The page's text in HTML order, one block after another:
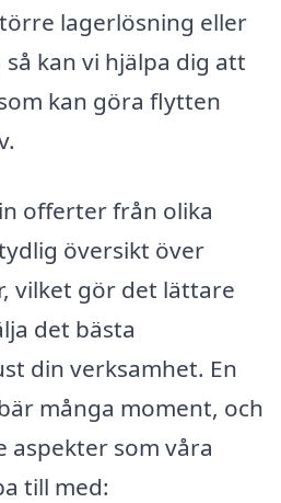
lagerlösning eller
kan vi hjälpa dig att
kan göra flytten
offerter från olika
översikt över
vilket gör det lättare
det bästa
din verksamhet. En
många moment, och
aspekter som våra
till med: